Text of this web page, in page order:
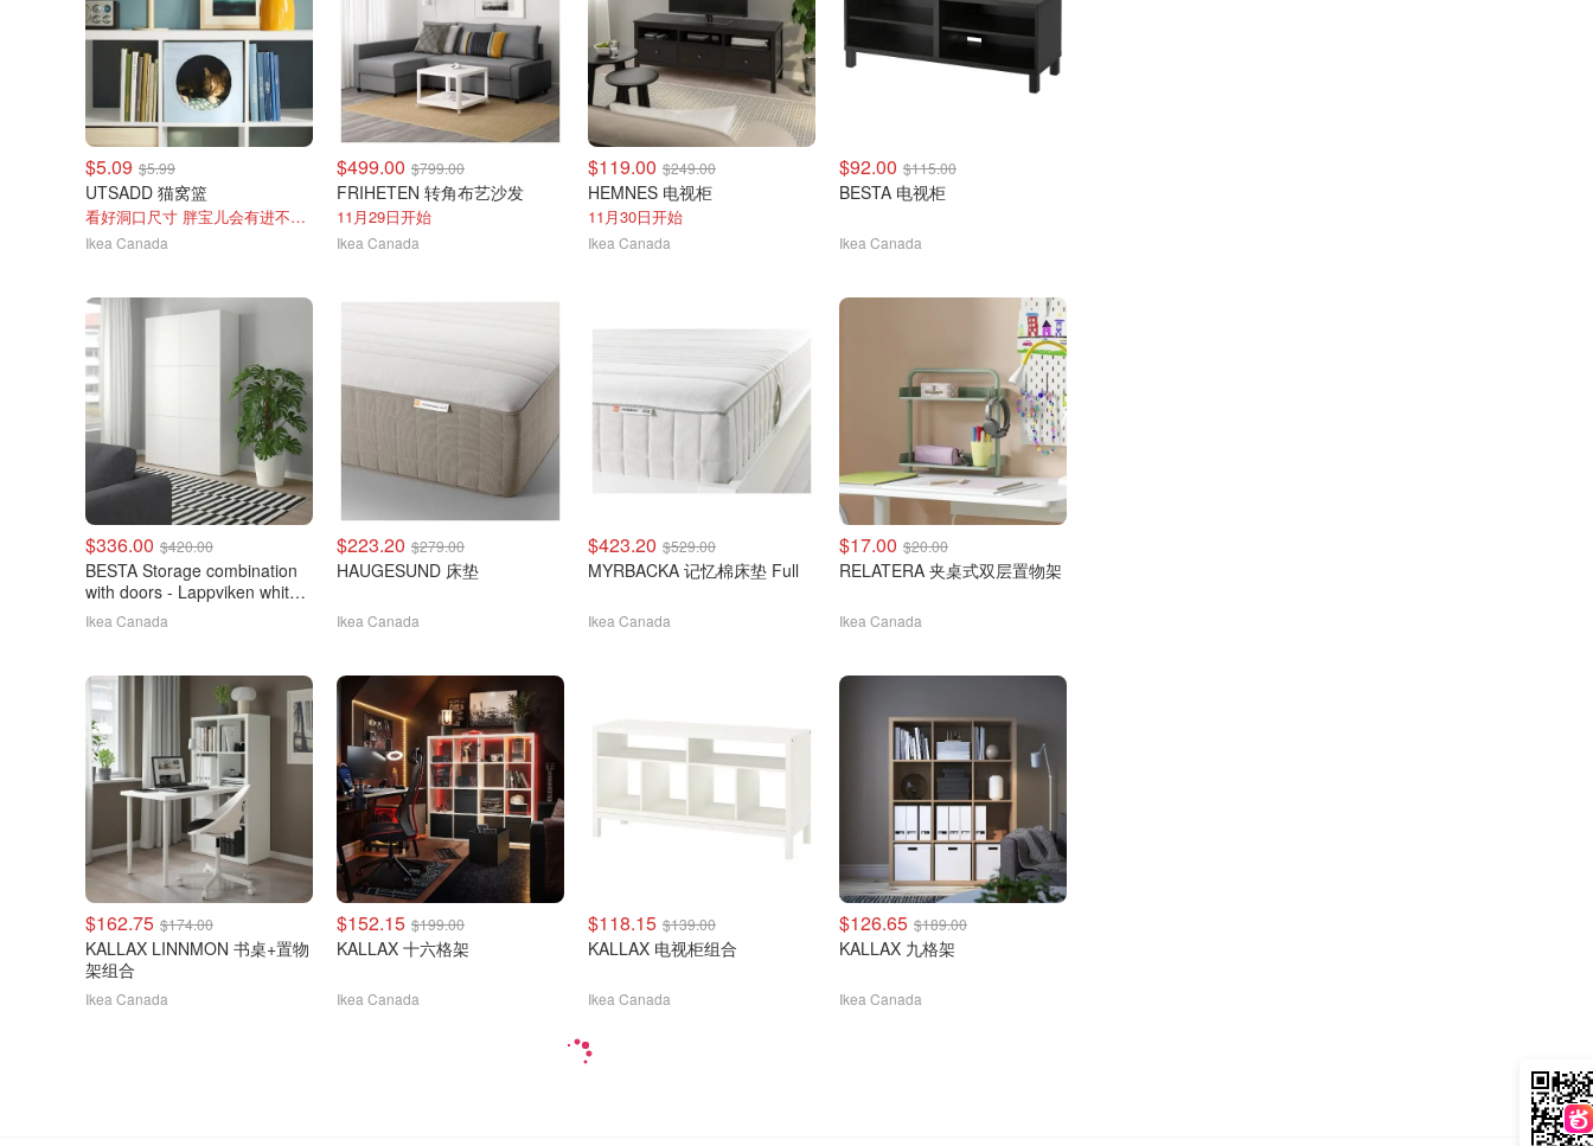
$5.09 $5.99
UTSADD 猫窝篮
看好洞口尺寸 胖宝儿会有进不去的风险
Ikea Canada
$499.00 $799.00
FRIHETEN 转角布艺沙发
11月29日开始
Ikea Canada
$119.00 $249.00
HEMNES 电视柜
11月30日开始
Ikea Canada
$92.00 $115.00
BESTA 电视柜
Ikea Canada
$336.00 $420.00
BESTA Storage combination
with doors - Lappviken white -
IKEA
Ikea Canada
$223.20 $279.00
HAUGESUND 床垫
Ikea Canada
$423.20 $529.00
MYRBACKA 记忆棉床垫 Full
Ikea Canada
$17.00 $20.00
RELATERA 夹桌式双层置物架
Ikea Canada
$162.75 $174.00
KALLAX LINNMON 书桌+置物
架组合
Ikea Canada
$152.15 $199.00
KALLAX 十六格架
Ikea Canada
$118.15 $139.00
KALLAX 电视柜组合
Ikea Canada
$126.65 $189.00
KALLAX 九格架
Ikea Canada